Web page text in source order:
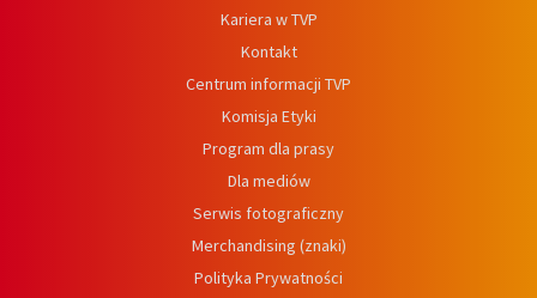
Kariera w TVP
Kontakt
Centrum informacji TVP
Komisja Etyki
Program dla prasy
Dla mediów
Serwis fotograficzny
Merchandising (znaki)
Polityka Prywatności